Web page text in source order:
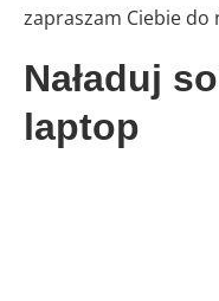
zapraszam Ciebie do
Naładuj
laptop